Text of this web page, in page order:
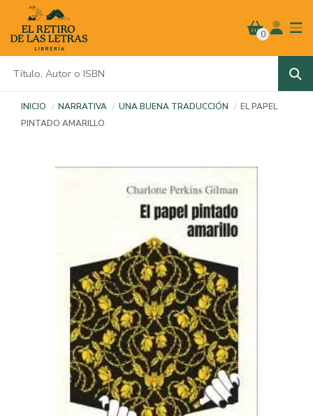
0
INICIO NARRATIVA UNA BUENA TRADUCCIÓN
EL PAPEL
PINTADO AMARILLO